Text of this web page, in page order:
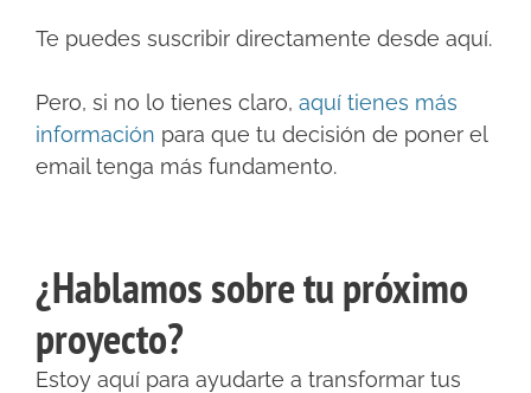
Te puedes suscribir directamente desde aquí.
Pero, si no lo tienes claro, aquí tienes más
información para que tu decisión de poner el
email tenga más fundamento.
¿Hablamos sobre tu próximo
proyecto?
Estoy aquí para ayudarte a transformar tus